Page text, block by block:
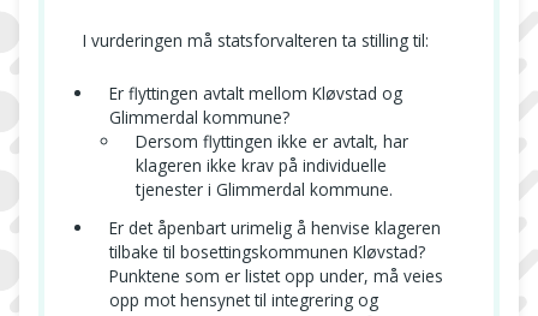
I vurderingen må statsforvalteren ta stilling til:
Er flyttingen avtalt mellom Kløvstad og
Glimmerdal kommune?
Dersom flyttingen ikke er avtalt, har
klageren ikke krav på individuelle
tjenester i Glimmerdal kommune.
Er det åpenbart urimelig å henvise klageren
tilbake til bosettingskommunen Kløvstad?
Punktene som er listet opp under, må veies
opp mot hensynet til integrering og